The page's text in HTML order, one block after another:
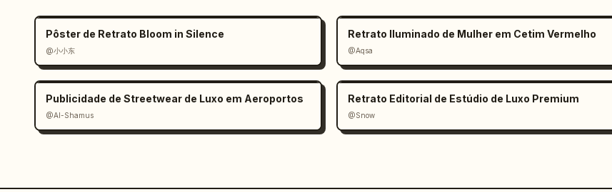
Pôster de Retrato Bloom in Silence
@小小东
Retrato Iluminado de Mulher em Cetim Vermelho
@Aqsa
Publicidade de Streetwear de Luxo em Aeroportos
@Al-Shamus
Retrato Editorial de Estúdio de Luxo Premium
@Snow